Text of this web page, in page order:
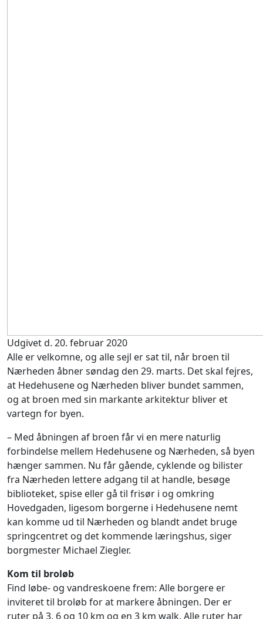
Udgivet d. 20. februar 2020
Alle er velkomne, og alle sejl er sat til, når broen til
Nærheden åbner søndag den 29. marts. Det skal fejres,
at Hedehusene og Nærheden bliver bundet sammen,
og at broen med sin markante arkitektur bliver et
vartegn for byen.
– Med åbningen af broen får vi en mere naturlig
forbindelse mellem Hedehusene og Nærheden, så byen
hænger sammen. Nu får gående, cyklende og bilister
fra Nærheden lettere adgang til at handle, besøge
biblioteket, spise eller gå til frisør i og omkring
Hovedgaden, ligesom borgerne i Hedehusene nemt
kan komme ud til Nærheden og blandt andet bruge
springcentret og det kommende læringshus, siger
borgmester Michael Ziegler.
Kom til broløb
Find løbe- og vandreskoene frem: Alle borgere er
inviteret til broløb for at markere åbningen. Der er
ruter på 3, 6 og 10 km og en 3 km walk. Alle ruter har